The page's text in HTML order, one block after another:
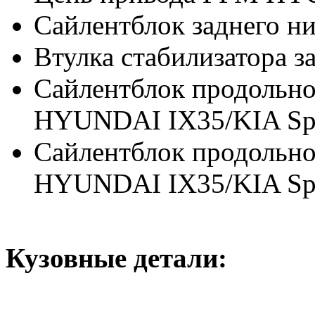
Сайлентблок заднего
Втулка стабилизатора
Сaйлeнтблoк
HYUNDAI IX35/KIA
Сaйлeнтблoк
HYUNDAI IX35/KIA
Кузовные детали: